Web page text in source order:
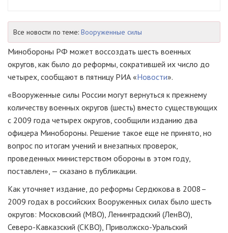
Все новости по теме: Вооруженные силы
Минобороны РФ может воссоздать шесть военных
округов, как было до реформы, сократившей их число до
четырех, сообщают в пятницу РИА «Новости».
«Вооруженные силы России могут вернуться к прежнему
количеству военных округов (шесть) вместо существующих
с 2009 года четырех округов, сообщили изданию два
офицера Минобороны. Решение такое еще не принято, но
вопрос по итогам учений и внезапных проверок,
проведенных министерством обороны в этом году,
поставлен», — сказано в публикации.
Как уточняет издание, до реформы Сердюкова в 2008–
2009 годах в российских Вооруженных силах было шесть
округов: Московский (МВО), Ленинградский (ЛенВО),
Северо-Кавказский (СКВО), Приволжско-Уральский